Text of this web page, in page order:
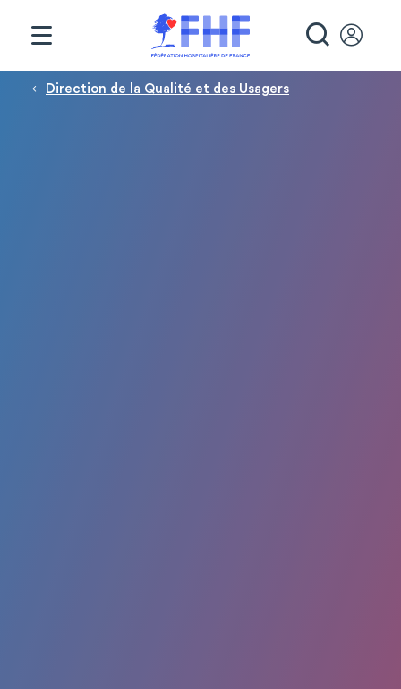
Fil d'Ariane
Direction de la Qualité et des Usagers
Panneau de gestion des cookies